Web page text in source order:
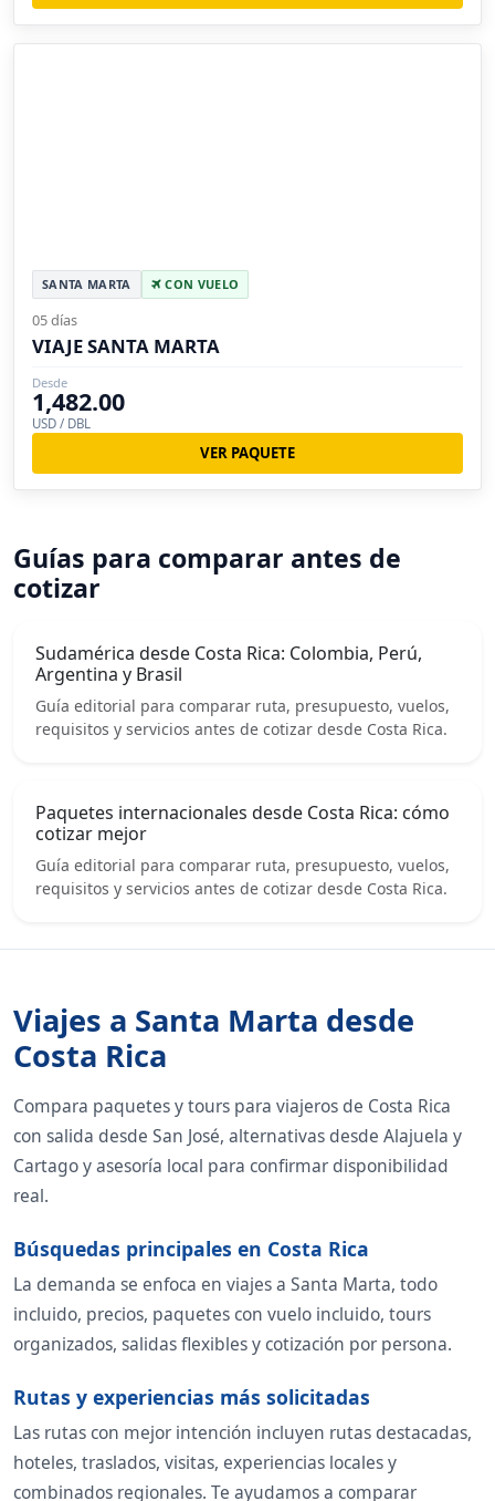
SANTA MARTA CON VUELO
05 días
VIAJE SANTA MARTA
Desde
1,482.00
USD / DBL
VER PAQUETE
Guías para comparar antes de
cotizar
Sudamérica desde Costa Rica: Colombia, Perú,
Argentina y Brasil
Guía editorial para comparar ruta, presupuesto, vuelos,
requisitos y servicios antes de cotizar desde Costa Rica.
Paquetes internacionales desde Costa Rica: cómo
cotizar mejor
Guía editorial para comparar ruta, presupuesto, vuelos,
requisitos y servicios antes de cotizar desde Costa Rica.
Viajes a Santa Marta desde
Costa Rica
Compara paquetes y tours para viajeros de Costa Rica
con salida desde San José, alternativas desde Alajuela y
Cartago y asesoría local para confirmar disponibilidad
real.
Búsquedas principales en Costa Rica
La demanda se enfoca en viajes a Santa Marta, todo
incluido, precios, paquetes con vuelo incluido, tours
organizados, salidas flexibles y cotización por persona.
Rutas y experiencias más solicitadas
Las rutas con mejor intención incluyen rutas destacadas,
hoteles, traslados, visitas, experiencias locales y
combinados regionales. Te ayudamos a comparar